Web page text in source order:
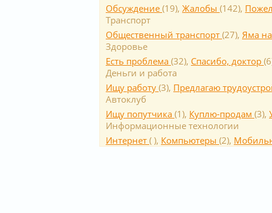
Обсуждение (19), Жалобы (142),
Транспорт
Общественный транспорт (27), Яма
Здоровье
Есть проблема (32), Спасибо, доктор (6
Деньги и работа
Ищу работу (3), Предлагаю
Автоклуб
Ищу попутчика (1), Куплю-продам (3),
Информационные технологии
Интернет ( ), Компьютеры (2),